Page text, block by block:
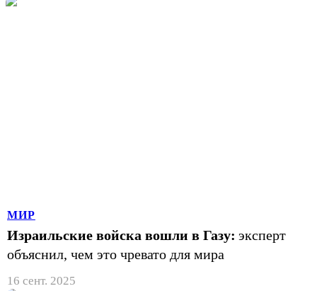
МИР
Израильские войска вошли в Газу: эксперт
объяснил, чем это чревато для мира
16 сент. 2025